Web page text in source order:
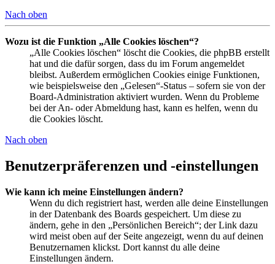
Nach oben
Wozu ist die Funktion „Alle Cookies löschen“?
„Alle Cookies löschen“ löscht die Cookies, die phpBB erstellt
hat und die dafür sorgen, dass du im Forum angemeldet
bleibst. Außerdem ermöglichen Cookies einige Funktionen,
wie beispielsweise den „Gelesen“-Status – sofern sie von der
Board-Administration aktiviert wurden. Wenn du Probleme
bei der An- oder Abmeldung hast, kann es helfen, wenn du
die Cookies löscht.
Nach oben
Benutzerpräferenzen und -einstellungen
Wie kann ich meine Einstellungen ändern?
Wenn du dich registriert hast, werden alle deine Einstellungen
in der Datenbank des Boards gespeichert. Um diese zu
ändern, gehe in den „Persönlichen Bereich“; der Link dazu
wird meist oben auf der Seite angezeigt, wenn du auf deinen
Benutzernamen klickst. Dort kannst du alle deine
Einstellungen ändern.